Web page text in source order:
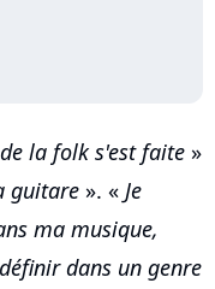
la folk s'est faite »
guitare ». « Je
ma musique,
dans un genre